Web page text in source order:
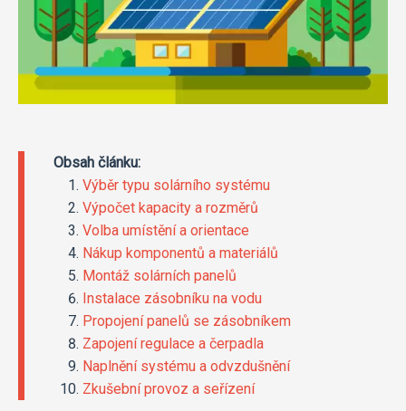
Obsah článku:
Výběr typu solárního systému
Výpočet kapacity a rozměrů
Volba umístění a orientace
Nákup komponentů a materiálů
Montáž solárních panelů
Instalace zásobníku na vodu
Propojení panelů se zásobníkem
Zapojení regulace a čerpadla
Naplnění systému a odvzdušnění
Zkušební provoz a seřízení